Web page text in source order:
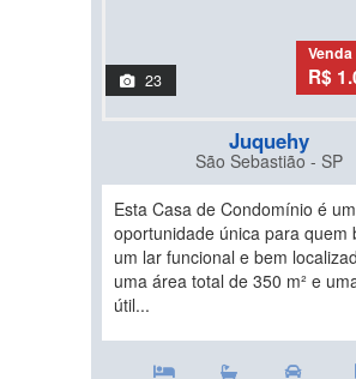
23
Venda
R$
Juquehy
São Sebastião - SP
Esta Casa de Condomínio é
oportunidade única para quem
um lar funcional e bem
uma área total de 350 m² e
útil...